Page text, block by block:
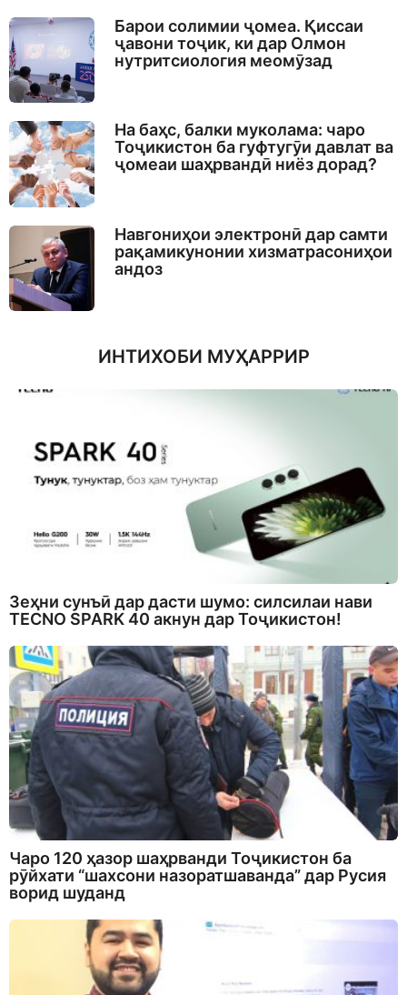
Барои солимии ҷомеа. Қиссаи
ҷавони тоҷик, ки дар Олмон
нутритсиология меомӯзад
На баҳс, балки муколама: чаро
Тоҷикистон ба гуфтугӯи давлат ва
ҷомеаи шаҳрвандӣ ниёз дорад?
Навгониҳои электронӣ дар самти
рақамикунонии хизматрасониҳои
андоз
ИНТИХОБИ МУҲАРРИР
Зеҳни сунъӣ дар дасти шумо: силсилаи нави
TECNO SPARK 40 акнун дар Тоҷикистон!
Чаро 120 ҳазор шаҳрванди Тоҷикистон ба
рӯйхати “шахсони назоратшаванда” дар Русия
ворид шуданд